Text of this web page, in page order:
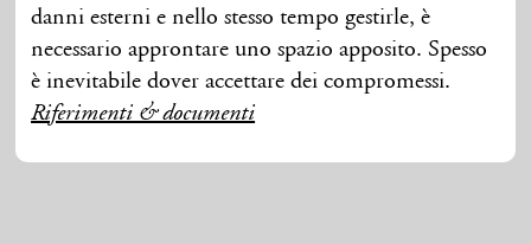
danni esterni e nello stesso tempo gestirle, è
necessario approntare uno spazio apposito. Spesso
è inevitabile dover accettare dei compromessi.
Riferimenti & documenti